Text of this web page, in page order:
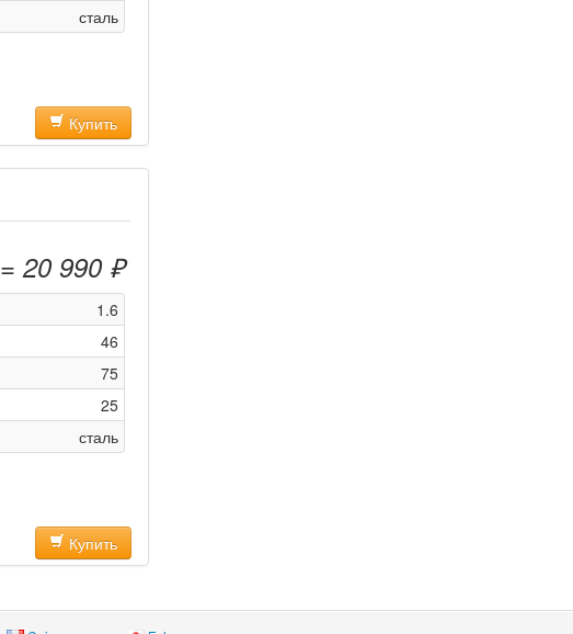
сталь
Купить
= 20 990 ₽
1.6
46
75
25
сталь
Купить